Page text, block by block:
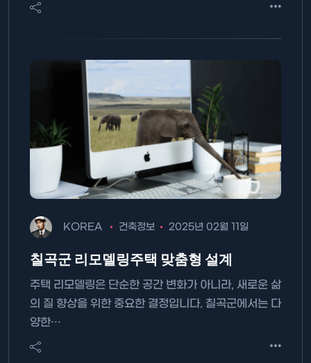
KOREA 건축정보 2025년 02월 11일
칠곡군 리모델링주택 맞춤형 설계
주택 리모델링은 단순한 공간 변화가 아니라, 새로운 삶
의 질 향상을 위한 중요한 결정입니다. 칠곡군에서는 다
양한…